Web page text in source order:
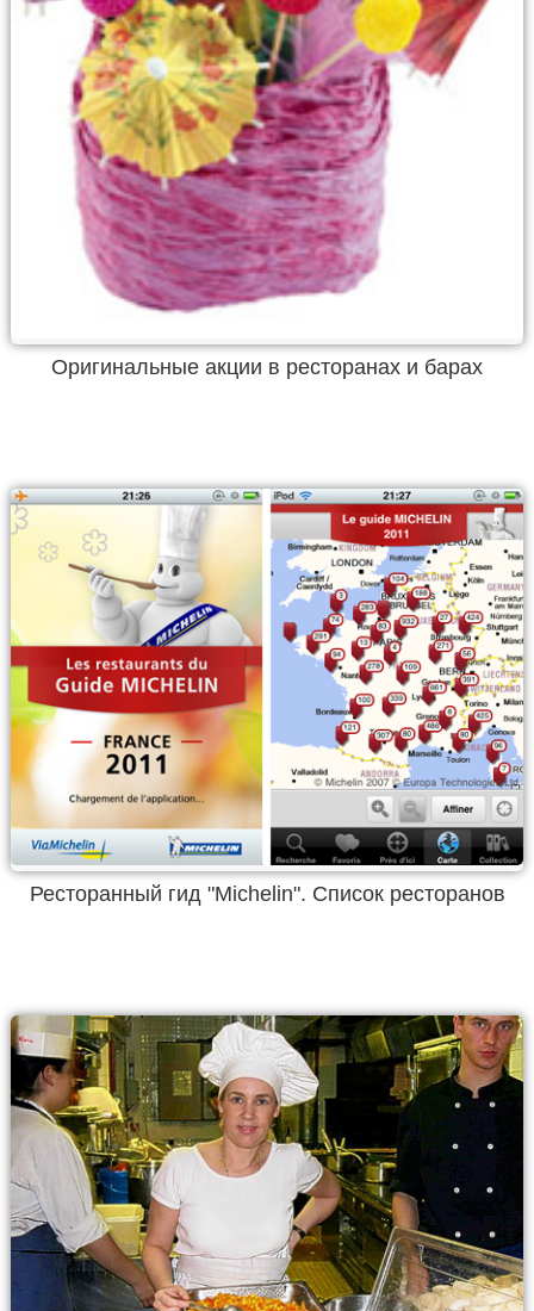
Оригинальные акции в ресторанах и барах
Ресторанный гид "Michelin". Список ресторанов